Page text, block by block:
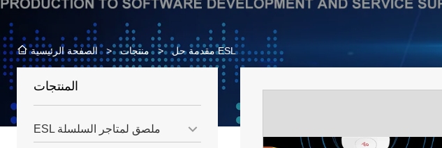
الصفحة الرئيسية > منتجات > مقدمة حل ESL
المنتجات
ESL ملصق لمتاجر السلسلة